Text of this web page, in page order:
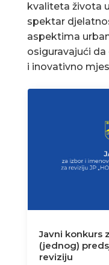
kvaliteta života
spektar
aspektima
osiguravajući
i inovativno
Javni konkurs
(jednog)
reviziju